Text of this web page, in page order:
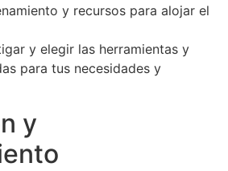
y recursos para alojar el
y elegir las herramientas y
para tus necesidades y
y